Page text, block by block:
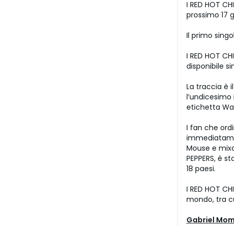
I RED HOT
prossimo 17
Il primo
I RED HOT
disponibile
La traccia è
l’undicesimo
etichetta
I fan che
Mouse e
PEPPERS,
18 paesi.
I RED HOT
mondo, tra
Gabriel